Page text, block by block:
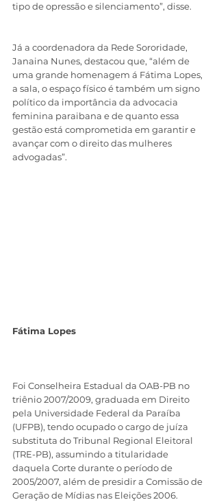
tipo de opressão e silenciamento”, disse.
Já a coordenadora da Rede Sororidade,
Janaina Nunes, destacou que, “além de
uma grande homenagem á Fátima Lopes,
a sala, o espaço físico é também um signo
político da importância da advocacia
feminina paraibana e de quanto essa
gestão está comprometida em garantir e
avançar com o direito das mulheres
advogadas”.
Fátima Lopes
Foi Conselheira Estadual da OAB-PB no
triênio 2007/2009, graduada em Direito
pela Universidade Federal da Paraíba
(UFPB), tendo ocupado o cargo de juíza
substituta do Tribunal Regional Eleitoral
(TRE-PB), assumindo a titularidade
daquela Corte durante o período de
2005/2007, além de presidir a Comissão de
Geração de Mídias nas Eleições 2006.